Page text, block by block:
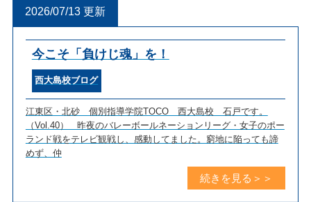
2026/07/13 更新
今こそ「負けじ魂」を！
西大島校ブログ
江東区・北砂 個別指導学院TOCO 西大島校 石戸です。
（Vol.40） 昨夜のバレーボールネーションリーグ・女子のポー
ランド戦をテレビ観戦し、感動してました。窮地に陥っても諦
めず、仲